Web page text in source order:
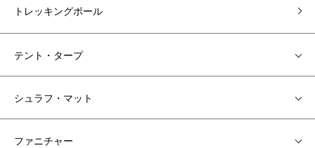
トレッキングポール
テント・タープ
シュラフ・マット
ファニチャー